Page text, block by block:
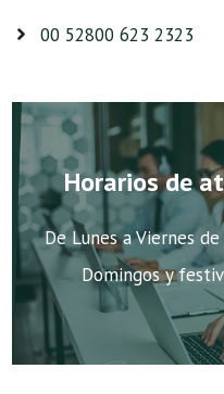
00 52800 623 2323
Horarios de
De Lunes a Viernes
Domingos y